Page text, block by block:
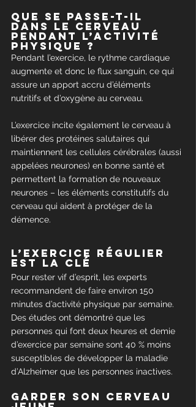
Que se passe-t-il
dans le cerveau
pendant l’activité
physique ?
Pendant l’exercice, le rythme cardiaque
augmente et donc le flux sanguin, ce qui
assure un apport accru d’éléments
nutritifs et d’oxygène au cerveau.
L’exercice incite également le cerveau à
libérer des protéines salutaires qui
maintiennent les cellules cérébrales (aussi
appelées neurones) en bonne santé et
permettent la formation de nouveaux
neurones – les éléments constitutifs du
cerveau qui aident à protéger de la
démence.
L’exercice régulier
est la clé
Pour rester vif d’esprit, les experts
recommandent de faire environ 150
minutes d’activité physique par semaine.
Des études ont démontré que les
personnes qui font deux heures et demie
d’exercice par semaine sont 40 % moins
susceptibles de développer la maladie
d’Alzheimer que les personnes inactives.
Garder son cerveau